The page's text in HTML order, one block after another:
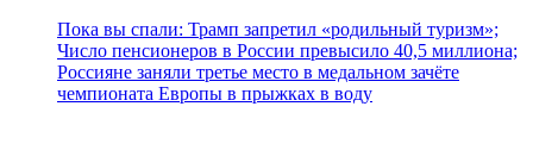
Пока вы спали: Трамп запретил «родильный туризм»;
Число пенсионеров в России превысило 40,5 миллиона;
Россияне заняли третье место в медальном зачёте
чемпионата Европы в прыжках в воду